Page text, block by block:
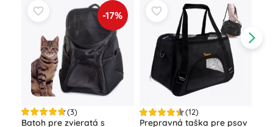
-17%
(3)
Batoh pre zvieratá s
(12)
Prepravná taška pre psov